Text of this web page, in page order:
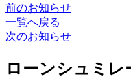
前のお知らせ
一覧へ戻る
次のお知らせ
ローンシュミレ